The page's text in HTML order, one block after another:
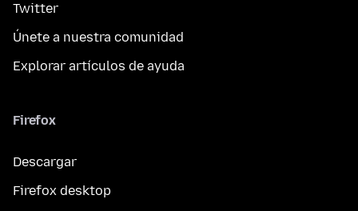
Twitter
Únete a nuestra comunidad
Explorar artículos de ayuda
Firefox
Descargar
Firefox desktop